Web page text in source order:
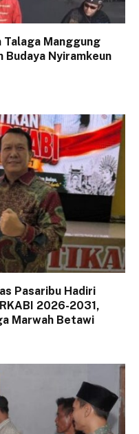
Talaga Manggung
Budaya Nyiramkeun
Pasaribu Hadiri
2026-2031,
Marwah Betawi